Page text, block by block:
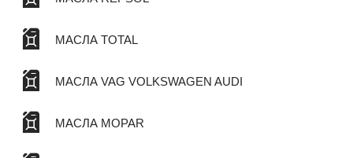
МАСЛА TOTAL
МАСЛА VAG VOLKSWAGEN AUDI
МАСЛА MOPAR